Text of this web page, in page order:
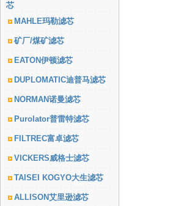
芯
MAHLE玛勒滤芯
矿厂/煤矿滤芯
EATON伊顿滤芯
DUPLOMATIC迪普马滤芯
NORMAN诺曼滤芯
Purolator普雷特滤芯
FILTREC富卓滤芯
VICKERS威格士滤芯
TAISEI KOGYO大生滤芯
ALLISON艾里逊滤芯